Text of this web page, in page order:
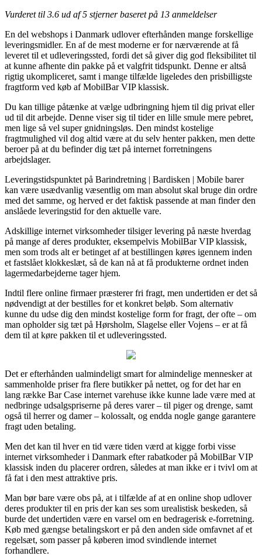
Vurderet til 3.6 ud af 5 stjerner baseret på 13 anmeldelser
En del webshops i Danmark udlover efterhånden mange forskellige
leveringsmidler. En af de mest moderne er for nærværende at få
leveret til et udleveringssted, fordi det så giver dig god fleksibilitet til
at kunne afhente din pakke på et valgfrit tidspunkt. Denne er altså
rigtig ukompliceret, samt i mange tilfælde ligeledes den prisbilligste
fragtform ved køb af MobilBar VIP klassisk.
Du kan tillige påtænke at vælge udbringning hjem til dig privat eller
ud til dit arbejde. Denne viser sig til tider en lille smule mere pebret,
men lige så vel super gnidningsløs. Den mindst kostelige
fragtmulighed vil dog altid være at du selv henter pakken, men dette
beroer på at du befinder dig tæt på internet forretningens
arbejdslager.
Leveringstidspunktet på Barindretning | Bardisken | Mobile barer
kan være usædvanlig væsentlig om man absolut skal bruge din ordre
med det samme, og herved er det faktisk passende at man finder den
anslåede leveringstid for den aktuelle vare.
Adskillige internet virksomheder tilsiger levering på næste hverdag
på mange af deres produkter, eksempelvis MobilBar VIP klassisk,
men som trods alt er betinget af at bestillingen køres igennem inden
et fastslået klokkeslæt, så de kan nå at få produkterne ordnet inden
lagermedarbejderne tager hjem.
Indtil flere online firmaer præsterer fri fragt, men undertiden er det så
nødvendigt at der bestilles for et konkret beløb. Som alternativ
kunne du udse dig den mindst kostelige form for fragt, der ofte – om
man opholder sig tæt på Hørsholm, Slagelse eller Vojens – er at få
dem til at køre pakken til et udleveringssted.
Det er efterhånden ualmindeligt smart for almindelige mennesker at
sammenholde priser fra flere butikker på nettet, og for det har en
lang række Bar Case internet varehuse ikke kunne lade være med at
nedbringe udsalgspriserne på deres varer – til piger og drenge, samt
også til herrer og damer – kolossalt, og endda nogle gange garantere
fragt uden betaling.
Men det kan til hver en tid være tiden værd at kigge forbi visse
internet virksomheder i Danmark efter rabatkoder på MobilBar VIP
klassisk inden du placerer ordren, således at man ikke er i tvivl om at
få fat i den mest attraktive pris.
Man bør bare være obs på, at i tilfælde af at en online shop udlover
deres produkter til en pris der kan ses som urealistisk beskeden, så
burde det undertiden være en varsel om en bedragerisk e-forretning.
Køb med gængse betalingskort er på den anden side omfavnet af et
regelsæt, som passer på køberen imod svindlende internet
forhandlere.